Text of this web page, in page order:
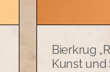
Bierkrug
Kunst und